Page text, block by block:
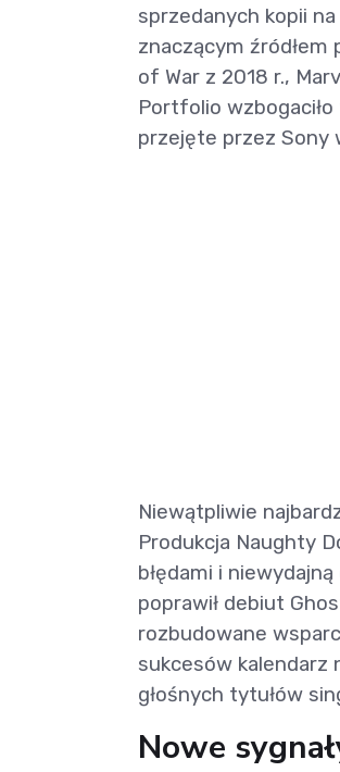
sprzedanych kopii
znaczącym źródłem
of War z 2018 r.,
Portfolio
przejęte przez Sony
Niewątpliwie
Produkcja Naughty
błędami i
poprawił debiut
rozbudowane
sukcesów kalendarz
głośnych tytułów
Nowe